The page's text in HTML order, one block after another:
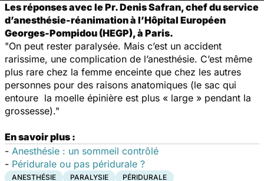
Les réponses avec le Pr. Denis Safran, chef du service
d’anesthésie-réanimation à l’Hôpital Européen
Georges-Pompidou (HEGP), à Paris.
"On peut rester paralysée. Mais c’est un accident
rarissime, une complication de l’anesthésie. C’est même
plus rare chez la femme enceinte que chez les autres
personnes pour des raisons anatomiques (le sac qui
entoure la moelle épinière est plus « large » pendant la
grossesse)."
En savoir plus :
- Anesthésie : un sommeil contrôlé
- Péridurale ou pas péridurale ?
ANESTHÉSIE PARALYSIE PÉRIDURALE